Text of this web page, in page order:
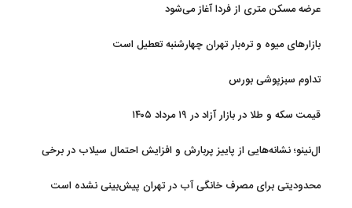
عرضه مسکن متری از فردا آغاز می‌شود
بازارهای میوه و تره‌بار تهران چهارشنبه تعطیل است
تداوم سبزپوشی بورس
قیمت سکه و طلا در بازار آزاد در ۱۹ مرداد ۱۴۰۵
ال‌نینو؛ نشانه‌هایی از پاییز پربارش و افزایش احتمال سیلاب در برخی
محدودیتی برای مصرف خانگی آب در تهران پیش‌بینی نشده است